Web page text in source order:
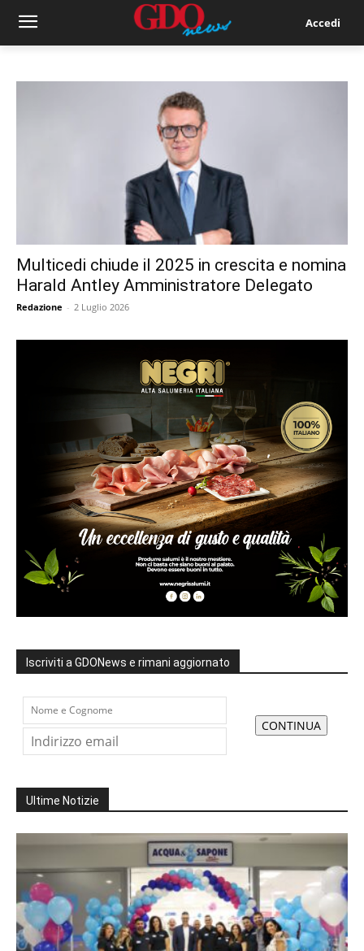
Accedi
Multicedi chiude il 2025 in crescita e nomina
Harald Antley Amministratore Delegato
Redazione - 2 Luglio 2026
Iscriviti a GDONews e rimani aggiornato
Ultime Notizie